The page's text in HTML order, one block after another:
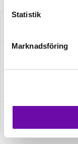
Statistik
Marknadsföring